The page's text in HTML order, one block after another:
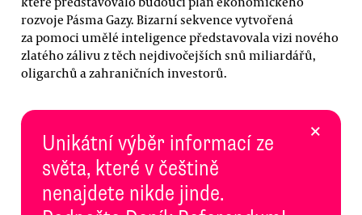
rozvoje Pásma Gazy. Bizarní sekvence vytvořená
za pomoci umělé inteligence představovala vizi nového
zlatého zálivu z těch nejdivočejších snů miliardářů,
oligarchů a zahraničních investorů.
Unikátní výběr informací ze
světa, které v češtině
nenajdete nikde jinde.
×